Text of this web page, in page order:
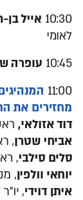
10:30 אייל
לאומי
10:45 עופרה
11:00
מחזירים את
דוד אזולאי,
אביחי שטרן,
סלים סילבי,
יוחאי וולפין,
איתן דוידי,